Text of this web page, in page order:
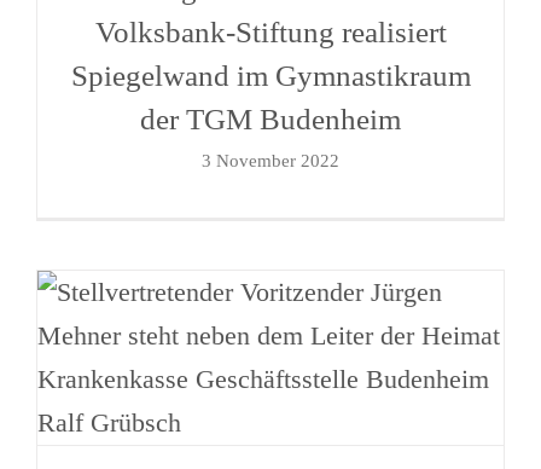
Volksbank-Stiftung realisiert
Spiegelwand im Gymnastikraum
der TGM Budenheim
3 November 2022